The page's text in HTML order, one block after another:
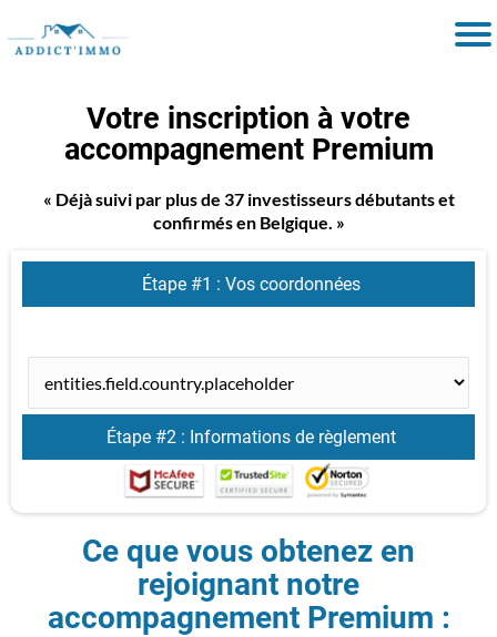
Votre inscription à votre
accompagnement Premium
« Déjà suivi par plus de 37 investisseurs débutants et
confirmés en Belgique. »
Étape #1 : Vos coordonnées
Étape #2 : Informations de règlement
Ce que vous obtenez en
rejoignant notre
accompagnement Premium :